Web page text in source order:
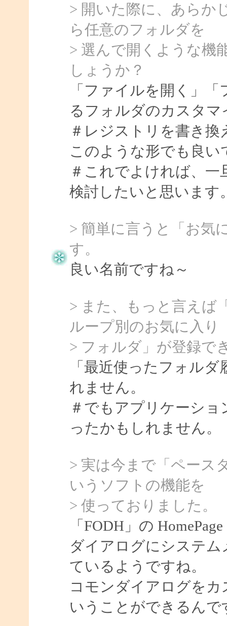
> 開いた際に、あらか
ら任意のフォルダを
> 選んで開くような機
しょうか？
「ファイルを開く」
るフォルダのカスタ
＃レジストリを書き
このような形でも良い
＃これでよければ、
検討したいと思います
> 簡単に言うと「お気
す。
良い名前ですね～
> また、もっと言えば
ループ別のお気に入り
> フォルダ」が登録で
「最近使ったフォル
れません。
＃でもアプリケーシ
ったかもしれません。
> 実は今まで「ペース
いうソフトの機能を
> 使っておりました。
「FODH」の
ダイアログにシステ
ているようですね。
コモンダイアログを
いうことができるんで